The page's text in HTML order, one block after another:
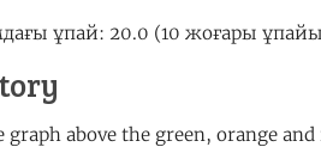
ұпай: 20.0 (10 жоғары
graph above the green, orange